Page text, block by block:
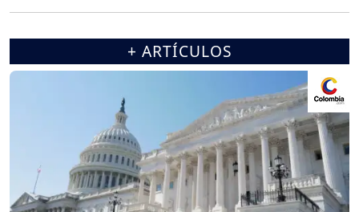
+ ARTÍCULOS